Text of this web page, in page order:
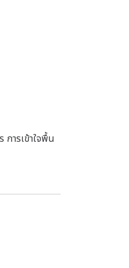
ารเข้าใจพื้น